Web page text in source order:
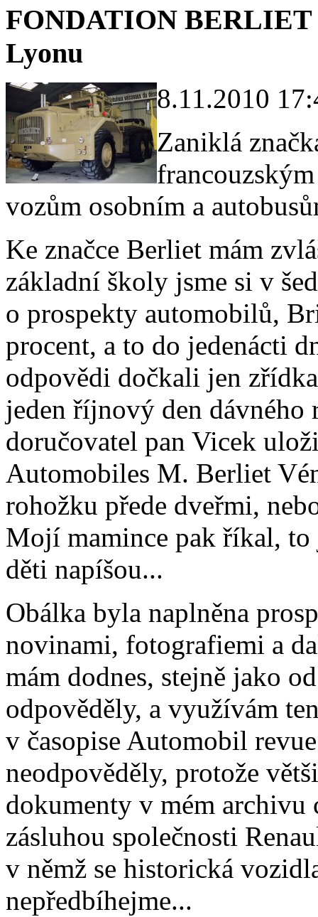
FONDATION BERLIET
Lyonu
8.11.2010
Zaniklá
vozům osobním a
Ke značce Berliet mám
základní školy jsme si v
o prospekty automobilů,
procent, a to do jedenácti
odpovědi dočkali jen
jeden říjnový den
doručovatel pan Vicek
Automobiles M. Berliet
rohožku přede dveřmi,
Mojí mamince pak říkal, to
děti napíšou...
Obálka byla naplněna
novinami, fotografiemi a
mám dodnes, stejně jako
odpověděly, a využívám
v časopise Automobil
neodpověděly, protože
dokumenty v mém archivu
zásluhou společnosti
v němž se historická
nepředbíhejme...